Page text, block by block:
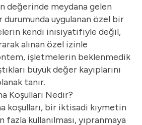
değerinde meydana gelen
durumunda uygulanan özel bir
kendi inisiyatifiyle değil,
alınan özel izinle
işletmelerin beklenmedik
büyük değer kayıplarını
tanır.
Koşulları Nedir?
koşulları, bir iktisadi kıymetin
kullanılması, yıpranmaya